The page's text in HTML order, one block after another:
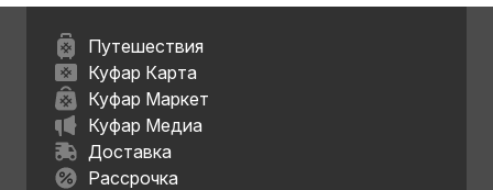
Путешествия
Куфар Карта
Куфар Маркет
Куфар Медиа
Доставка
Рассрочка